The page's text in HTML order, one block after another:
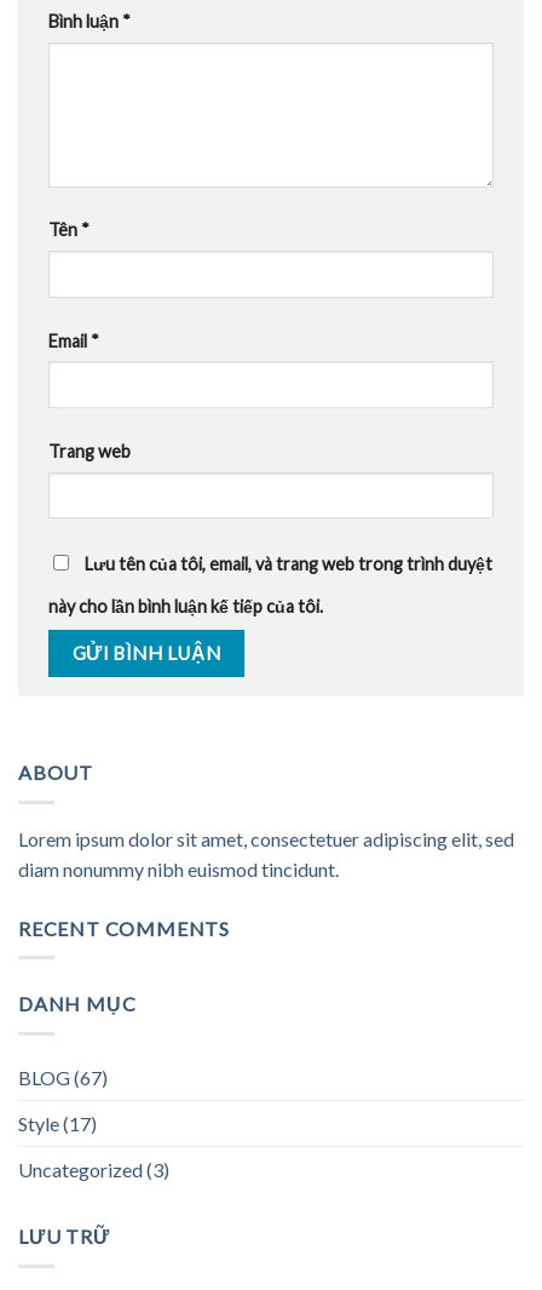
Bình luận *
Tên *
Email *
Trang web
Lưu tên của tôi, email, và trang web trong trình duyệt
này cho lần bình luận kế tiếp của tôi.
ABOUT
Lorem ipsum dolor sit amet, consectetuer adipiscing elit, sed
diam nonummy nibh euismod tincidunt.
RECENT COMMENTS
DANH MỤC
BLOG(67)
Style(17)
Uncategorized(3)
LƯU TRỮ